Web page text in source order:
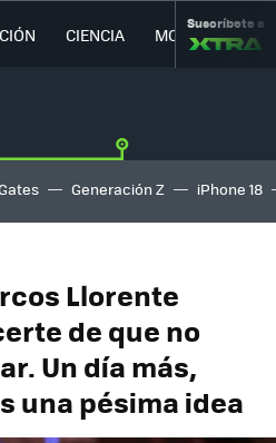
CIENCIA MOVILIDAD
Suscríbete a
Generación Z iPhone 18
Llorente
de que no
Un día más,
una pésima idea